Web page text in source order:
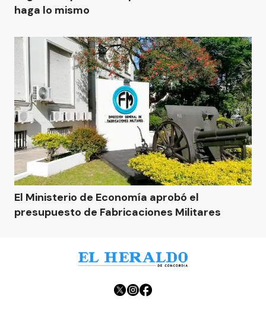
haga lo mismo
El Ministerio de Economía aprobó el
presupuesto de Fabricaciones Militares